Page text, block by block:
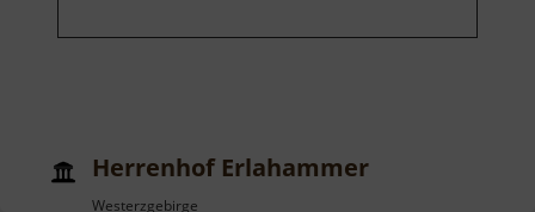
Herrenhof Erlahammer
Westerzgebirge